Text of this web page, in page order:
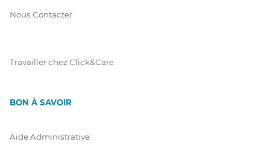
Nous Contacter
Travailler chez Click&Care
BON À SAVOIR
Aide Administrative